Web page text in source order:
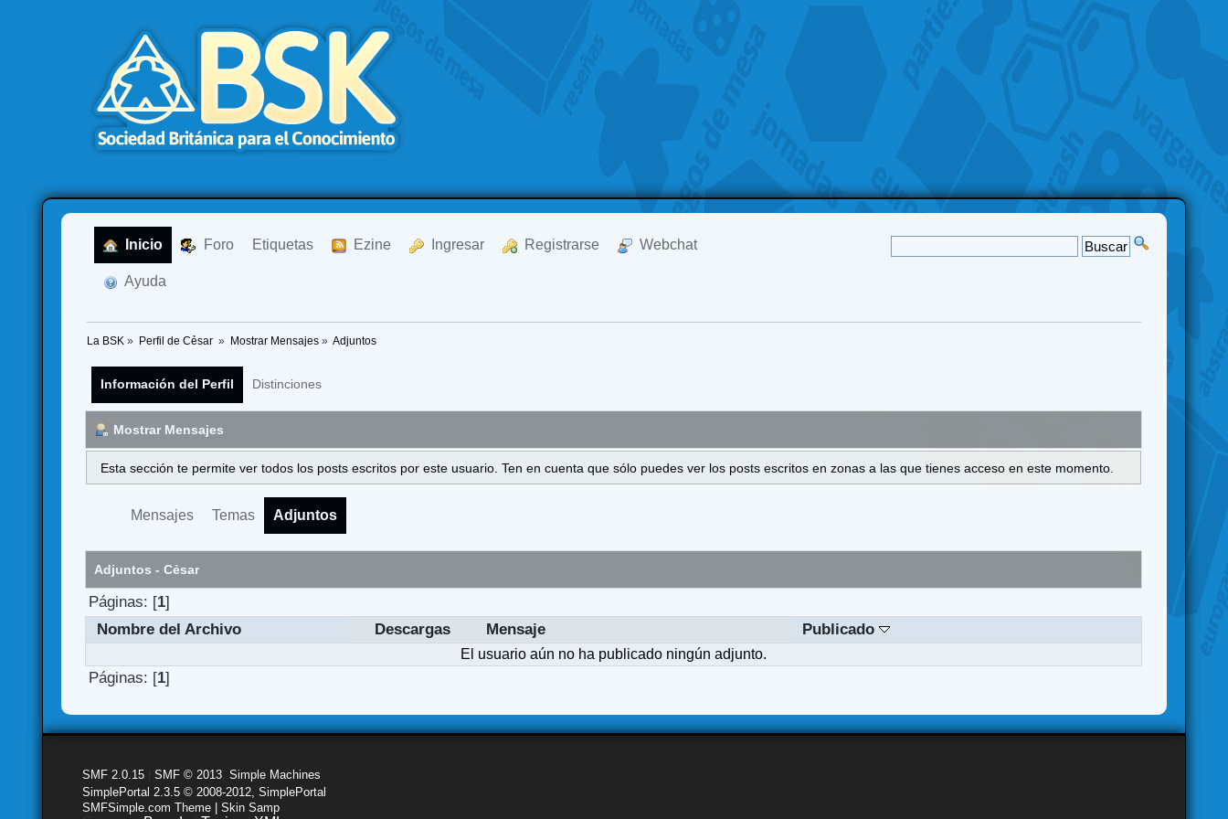
Inicio Foro Etiquetas Ezine Ingresar Registrarse Webchat
Ayuda
La BSK » Perfil de Cẻsar » Mostrar Mensajes» Adjuntos
Información del Perfil Distinciones
Mostrar Mensajes
Esta sección te permite ver todos los posts escritos por este usuario. Ten en cuenta que sólo puedes ver los posts escritos en zonas a las que tienes acceso en este momento.
Mensajes Temas Adjuntos
Adjuntos - Cẻsar
Páginas: [1]
Nombre del Archivo
Descargas Mensaje Publicado
El usuario aún no ha publicado ningún adjunto.
Páginas: [1]
SMF 2.0.15 |SMF © 2013 ,Simple Machines
SimplePortal 2.3.5 © 2008-2012, SimplePortal
SMFSimple.com Theme | Skin Samp